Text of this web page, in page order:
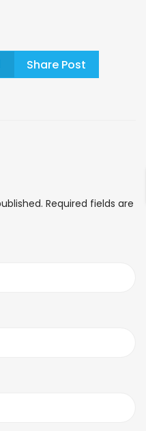
Share Post
Required fields are